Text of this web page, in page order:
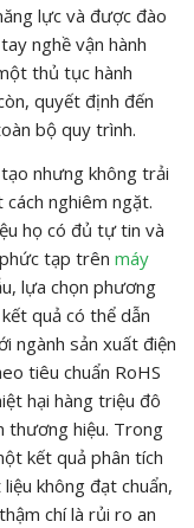
lực và được đào
nghề vận hành
thủ tục hành
quyết định đến
bộ quy trình.
nhưng không trải
nghiêm ngặt.
họ có đủ tự tin và
tạp trên máy
lựa chọn phương
quả có thể dẫn
ngành sản xuất điện
tiêu chuẩn RoHS
hại hàng triệu đô
thương hiệu. Trong
kết quả phân tích
không đạt chuẩn,
chí là rủi ro an